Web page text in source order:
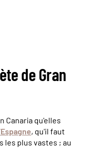
de Gran
Canaria qu'elles
, qu'il faut
les plus vastes ; au